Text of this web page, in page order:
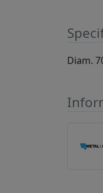
Diam.